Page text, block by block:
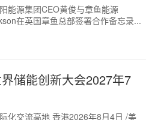
能源集团CEO黄俊与章鱼能源
在英国章鱼总部签署合作备忘录...
储能创新大会2027年7
化交流高地 香港2026年8月4日 /美